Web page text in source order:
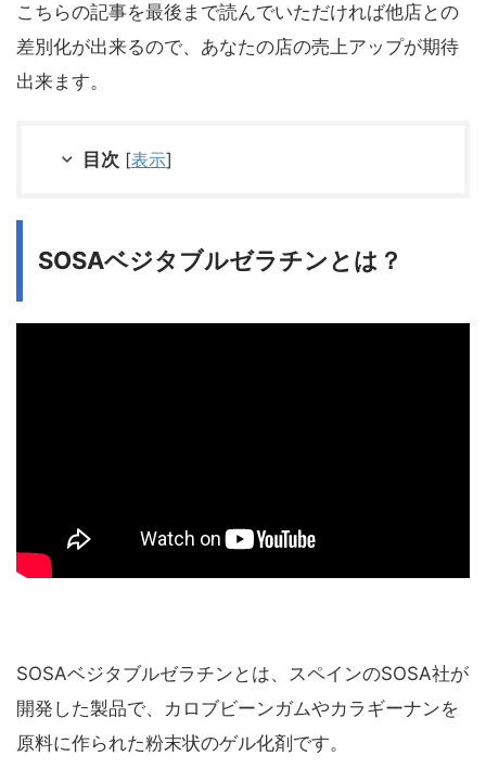
こちらの記事を最後まで読んでいただければ他店との
差別化が出来るので、あなたの店の売上アップが期待
出来ます。
目次 [表示]
SOSAベジタブルゼラチンとは？
SOSAベジタブルゼラチンとは、スペインのSOSA社が
開発した製品で、カロブビーンガムやカラギーナンを
原料に作られた粉末状のゲル化剤です。